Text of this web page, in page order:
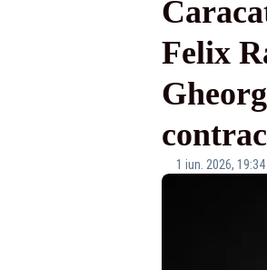
Felix
1 iun. 2026, 19:34